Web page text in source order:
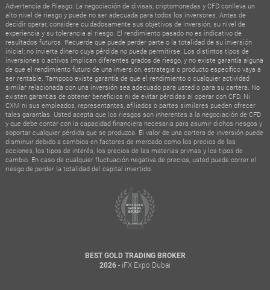
Advertencia de Riesgo: La negociación de divisas, criptomonedas y CFD conlleva un
alto nivel de riesgo y puede no ser adecuada para todos los inversores. Antes de
decidir operar, considere cuidadosamente sus objetivos de inversión, su nivel de
experiencia y su tolerancia al riesgo. El rendimiento pasado no es indicativo de
resultados futuros. Recuerde que puede perder parte o la totalidad de su inversión
inicial; no invierta dinero cuya pérdida no pueda permitirse. Los distintos tipos de
inversiones o activos implican diferentes grados de riesgo, y no existe garantía alguna
de que el rendimiento futuro de una inversión, estrategia o producto específico vaya a
ser rentable. Tampoco existe garantía de que el rendimiento o cualquier actividad
similar relacionada con una inversión sea adecuado para usted o para su cartera. No
existen garantías de obtener beneficios ni de evitar pérdidas al operar con CFD. Ni
CXM ni sus empleados, representantes, afiliados o partes similares pueden ofrecer
tales garantías. Usted acepta que los riesgos son inherentes a la negociación de CFD
y que debe contar con la capacidad financiera necesaria para asumir dichos riesgos y
soportar cualquier pérdida que se produzca. El valor de una cartera de inversión puede
disminuir debido a cambios en factores de mercado como los precios de las
acciones, los tipos de interés, los precios de las materias primas y los tipos de
cambio. En caso de cualquier fluctuación negativa de precios, usted puede correr el
riesgo de perder la totalidad del capital invertido.
BEST GOLD TRADING BROKER
2026 - iFX Expo Dubai